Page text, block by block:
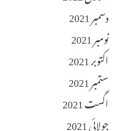
دسمبر 2021
نومبر 2021
اکتوبر 2021
ستمبر 2021
اگست 2021
جولائی 2021